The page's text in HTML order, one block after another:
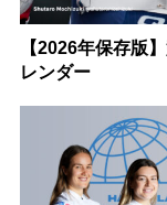
【2026年保存版
レンダー